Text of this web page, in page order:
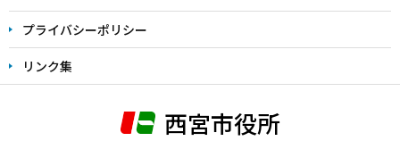
プライバシーポリシー
リンク集
西宮市役所